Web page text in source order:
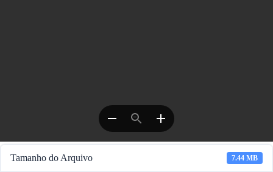
Tamanho do Arquivo 7.44 MB